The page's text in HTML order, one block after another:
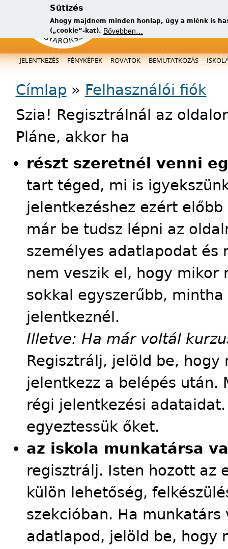
Sütizés
Ahogy majdnem minden honlap, úgy a miénk is
(„cookie”-kat). Bővebben…
új,
Főmenü
JELENTKEZÉS FÉNYKÉPEK ROVATOK BEMUTATKOZÁS
Jelenlegi hely
Címlap » Felhasználói fiók
Szia! Regisztrálnál az
Pláne, akkor ha
részt szeretnél venni
tart téged, mi is
jelentkezéshez ezért
már be tudsz lépni az
személyes adatlapodat és
nem veszik el, hogy mikor
sokkal egyszerűbb,
jelentkeznél.
Illetve: Ha már voltál
Regisztrálj, jelöld be,
jelentkezz a belépés után.
régi jelentkezési
egyeztessük őket.
az iskola munkatársa
regisztrálj. Isten hozott az
külön lehetőség,
szekcióban. Ha
adatlapod, jelöld be, hogy